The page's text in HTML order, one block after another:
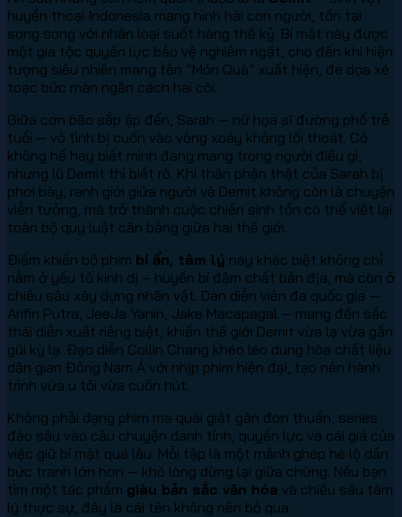
huyền thoại Indonesia mang hình hài con người, tồn tại
song song với nhân loại suốt hàng thế kỷ. Bí mật này được
một gia tộc quyền lực bảo vệ nghiêm ngặt, cho đến khi hiện
tượng siêu nhiên mang tên “Món Quà” xuất hiện, đe dọa xé
toạc bức màn ngăn cách hai cõi.
Giữa cơn bão sắp ập đến, Sarah — nữ họa sĩ đường phố trẻ
tuổi — vô tình bị cuốn vào vòng xoáy không lối thoát. Cô
không hề hay biết mình đang mang trong người điều gì,
nhưng lũ Demit thì biết rõ. Khi thân phận thật của Sarah bị
phơi bày, ranh giới giữa người và Demit không còn là chuyện
viễn tưởng, mà trở thành cuộc chiến sinh tồn có thể viết lại
toàn bộ quy luật cân bằng giữa hai thế giới.
Điểm khiến bộ phim bí ẩn, tâm lý này khác biệt không chỉ
nằm ở yếu tố kinh dị – huyền bí đậm chất bản địa, mà còn ở
chiều sâu xây dựng nhân vật. Dàn diễn viên đa quốc gia —
Arifin Putra, JeeJa Yanin, Jake Macapagal — mang đến sắc
thái diễn xuất riêng biệt, khiến thế giới Demit vừa lạ vừa gần
gũi kỳ lạ. Đạo diễn Collin Chang khéo léo dung hòa chất liệu
dân gian Đông Nam Á với nhịp phim hiện đại, tạo nên hành
trình vừa u tối vừa cuốn hút.
Không phải dạng phim ma quái giật gân đơn thuần, series
đào sâu vào câu chuyện danh tính, quyền lực và cái giá của
việc giữ bí mật quá lâu. Mỗi tập là một mảnh ghép hé lộ dần
bức tranh lớn hơn — khó lòng dừng lại giữa chừng. Nếu bạn
tìm một tác phẩm giàu bản sắc văn hóa và chiều sâu tâm
lý thực sự, đây là cái tên không nên bỏ qua.